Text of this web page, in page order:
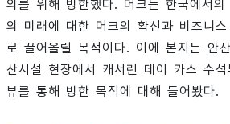
의를 위해 방한했다. 머크는 한국에서
의 미래에 대한 머크의 확신과 비즈니
로 끌어올릴 목적이다. 이에 본지는 안
산시설 현장에서 캐서린 데이 카스 수석
뷰를 통해 방한 목적에 대해 들어봤다.